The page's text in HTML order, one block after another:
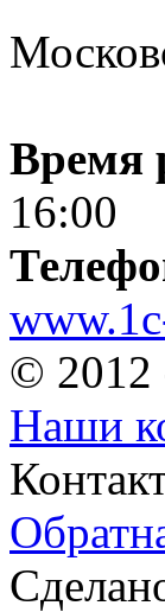
Время
16:00
© 2012
Наши